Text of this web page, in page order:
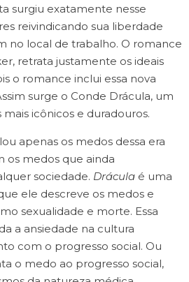
surgiu exatamente nesse
reivindicando sua liberdade
no local de trabalho. O romance
retrata justamente os ideais
o romance inclui essa nova
surge o Conde Drácula, um
icônicos e duradouros.
apenas os medos dessa era
os medos que ainda
sociedade. Drácula é uma
ele descreve os medos e
sexualidade e morte. Essa
a ansiedade na cultura
com o progresso social. Ou
o medo ao progresso social,